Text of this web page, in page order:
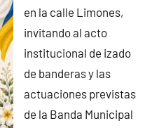
en la calle Limones,
invitando al acto
institucional de izado
de banderas y las
actuaciones previstas
de la Banda Municipal